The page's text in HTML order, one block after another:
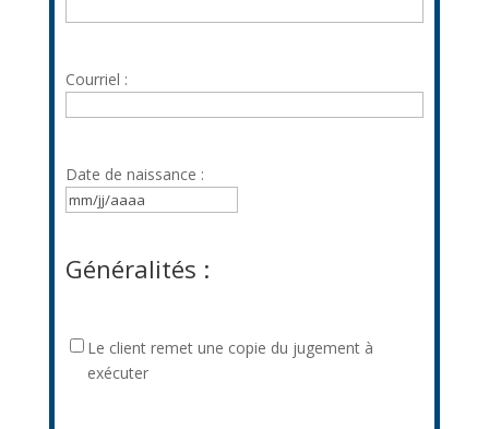
Courriel :
Date de naissance :
MM
JJ
Généralités :
Le
client
Le client remet une copie du jugement à
exécuter